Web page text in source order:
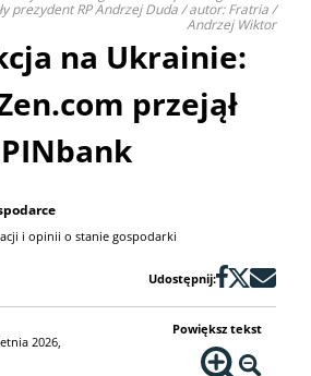
prezydent RP Andrzej Duda / autor: Fratria /
Andrzej Wiktor
na Ukrainie:
przejął
PINbank
i opinii o stanie gospodarki
Udostępnij:
2026,
Powiększ tekst